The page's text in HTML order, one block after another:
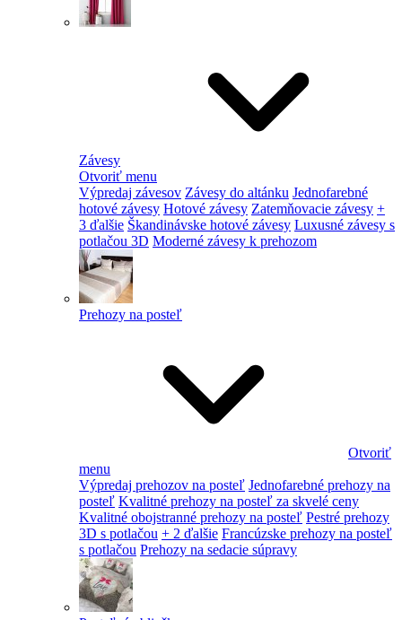
Závesy
Otvoriť menu
Výpredaj závesov Závesy do altánku Jednofarebné
hotové závesy Hotové závesy Zatemňovacie závesy +
3 ďalšie Škandinávske hotové závesy Luxusné závesy s
potlačou 3D Moderné závesy k prehozom
Prehozy na posteľ
Otvoriť
menu
Výpredaj prehozov na posteľ Jednofarebné prehozy na
posteľ Kvalitné prehozy na posteľ za skvelé ceny
Kvalitné obojstranné prehozy na posteľ Pestré prehozy
3D s potlačou + 2 ďalšie Francúzske prehozy na posteľ
s potlačou Prehozy na sedacie súpravy